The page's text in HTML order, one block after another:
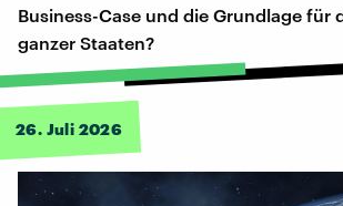
Business-Case und die Grundlage für
ganzer Staaten?
26. Juli 2026